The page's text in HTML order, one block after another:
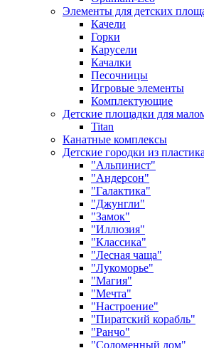
Элементы для детских
Качели
Горки
Карусели
Качалки
Песочницы
Игровые элементы
Комплектующие
Детские площадки для
Titan
Канатные комплексы
Детские городки из пластика
"Альпинист"
"Андерсон"
"Галактика"
"Джунгли"
"Замок"
"Иллюзия"
"Классика"
"Лесная чаща"
"Лукоморье"
"Магия"
"Мечта"
"Настроение"
"Пиратский корабль"
"Ранчо"
"Соломенный дом"